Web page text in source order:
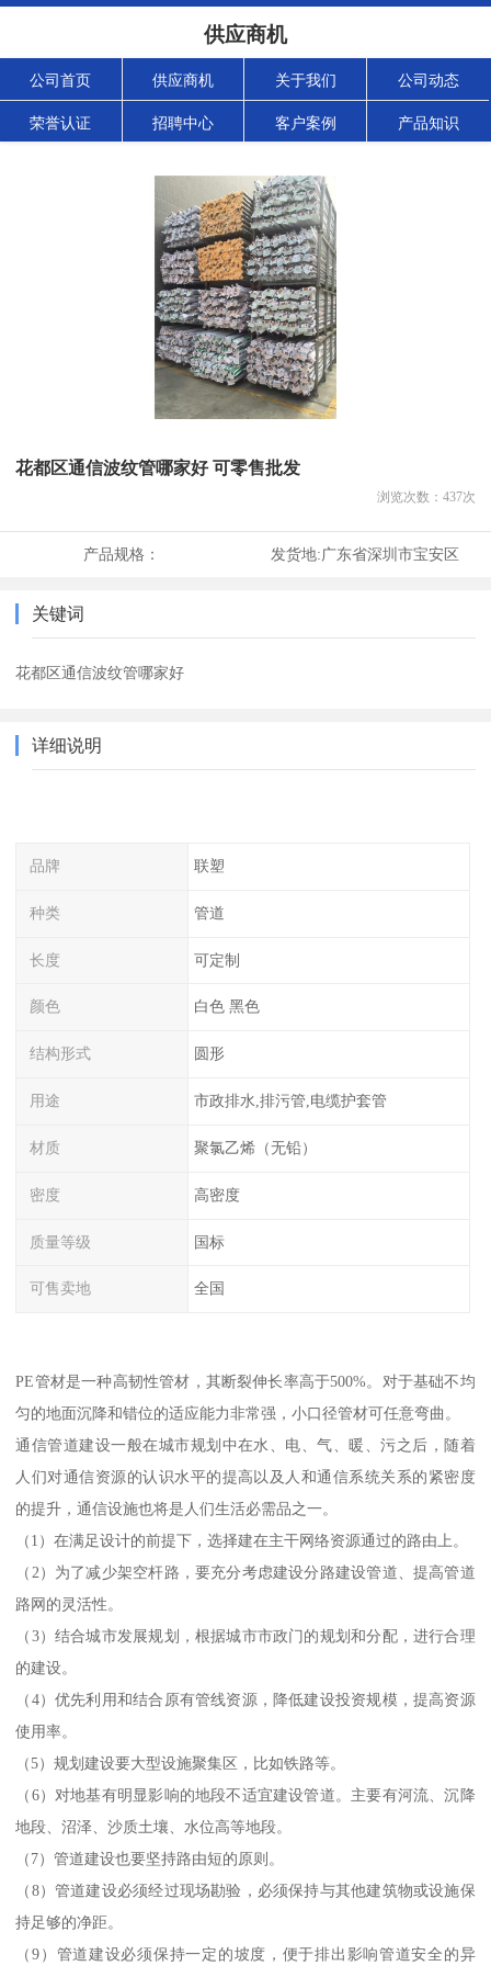
供应商机
公司首页 供应商机 关于我们 公司动态
荣誉认证 招聘中心 客户案例 产品知识
花都区通信波纹管哪家好 可零售批发
浏览次数： 437次
产品规格： 发货地:广东省深圳市宝安区
关键词
花都区通信波纹管哪家好
详细说明
品牌 联塑
种类 管道
长度 可定制
颜色 白色 黑色
结构形式 圆形
用途 市政排水,排污管,电缆护套管
材质 聚氯乙烯（无铅）
密度 高密度
质量等级 国标
可售卖地 全国
PE管材是一种高韧性管材，其断裂伸长率高于500%。对于基础不均
匀的地面沉降和错位的适应能力非常强，小口径管材可任意弯曲。
通信管道建设一般在城市规划中在水、电、气、暖、污之后，随着
人们对通信资源的认识水平的提高以及人和通信系统关系的紧密度
的提升，通信设施也将是人们生活必需品之一。
（1）在满足设计的前提下，选择建在主干网络资源通过的路由上。
（2）为了减少架空杆路，要充分考虑建设分路建设管道、提高管道
路网的灵活性。
（3）结合城市发展规划，根据城市市政门的规划和分配，进行合理
的建设。
（4）优先利用和结合原有管线资源，降低建设投资规模，提高资源
使用率。
（5）规划建设要大型设施聚集区，比如铁路等。
（6）对地基有明显影响的地段不适宜建设管道。主要有河流、沉降
地段、沼泽、沙质土壤、水位高等地段。
（7）管道建设也要坚持路由短的原则。
（8）管道建设必须经过现场勘验，必须保持与其他建筑物或设施保
持足够的净距。
（9）管道建设必须保持一定的坡度，便于排出影响管道安全的异